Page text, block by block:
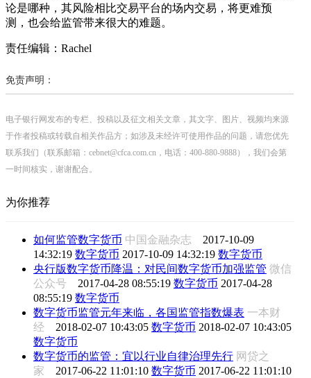
论是哪种，其风险相比交易平台的场内交易，将更难预
测，也会给监管带来很大的难题。
责任编辑：Rachel
免责声明：
电子银行网发布的专栏、投稿以及征文相关文章，其文字、图片、视频均来源
于作者投稿或转载自相关作品方；如涉及未经许可使用作品的问题，请您优先
联系我们（联系邮箱：cebnet@cfca.com.cn，电话：400-880-9888），我们会第
一时间核实，谢谢配合。
为你推荐
如何监管数字货币 中国金融杂志 2017-10-09
14:32:19 数字货币 2017-10-09 14:32:19 数字货币
央行版数字货币降温：对民间数字货币加强监管 微信
公众号 2017-04-28 08:55:19 数字货币 2017-04-28
08:55:19 数字货币
数字货币监管元年来临，各国监管指数爆表 一本财
经 2018-02-07 10:43:05 数字货币 2018-02-07 10:43:05
数字货币
数字货币的监管：宜以行业自律治理先行 网贷之
家 2017-06-22 11:01:10 数字货币 2017-06-22 11:01:10